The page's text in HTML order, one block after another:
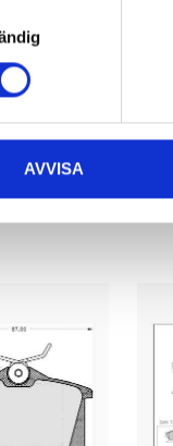
AVVISA